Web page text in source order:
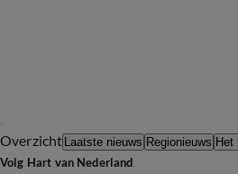
Overzicht Laatste nieuws Regionieuws Het
Volg Hart van Nederland